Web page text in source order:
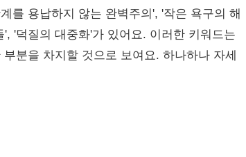
를 용납하지 않는 완벽주의', '작은 욕구의 해
'덕질의 대중화'가 있어요. 이러한 키워드는
분을 차지할 것으로 보여요. 하나하나 자세